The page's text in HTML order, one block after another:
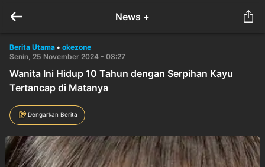
News +
Berita Utama • okezone
Senin, 25 November 2024 - 08:27
Wanita Ini Hidup 10 Tahun dengan Serpihan Kayu
Tertancap di Matanya
Dengarkan Berita